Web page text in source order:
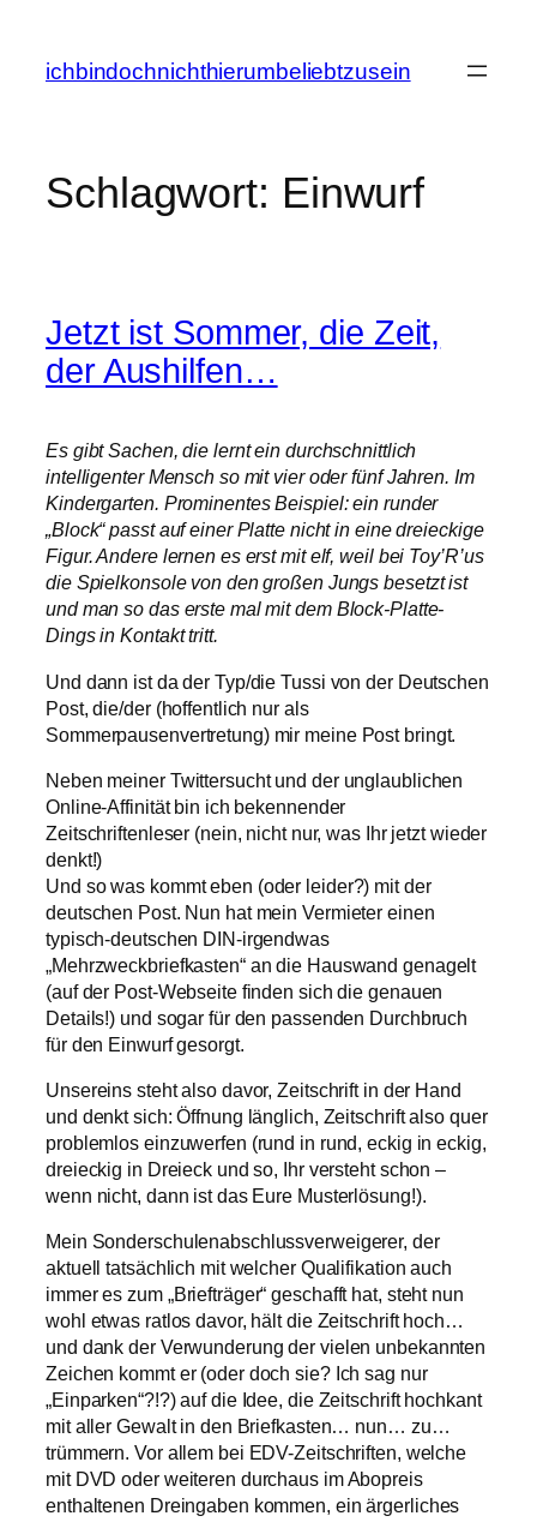
springen
ichbindochnichthierumbeliebtzusein
Schlagwort: Einwurf
Jetzt ist Sommer, die Zeit,
der Aushilfen…
Es gibt Sachen, die lernt ein durchschnittlich
intelligenter Mensch so mit vier oder fünf Jahren. Im
Kindergarten. Prominentes Beispiel: ein runder
„Block“ passt auf einer Platte nicht in eine dreieckige
Figur. Andere lernen es erst mit elf, weil bei Toy’R’us
die Spielkonsole von den großen Jungs besetzt ist
und man so das erste mal mit dem Block-Platte-
Dings in Kontakt tritt.
Und dann ist da der Typ/die Tussi von der Deutschen
Post, die/der (hoffentlich nur als
Sommerpausenvertretung) mir meine Post bringt.
Neben meiner Twittersucht und der unglaublichen
Online-Affinität bin ich bekennender
Zeitschriftenleser (nein, nicht nur, was Ihr jetzt wieder
denkt!)
Und so was kommt eben (oder leider?) mit der
deutschen Post. Nun hat mein Vermieter einen
typisch-deutschen DIN-irgendwas
„Mehrzweckbriefkasten“ an die Hauswand genagelt
(auf der Post-Webseite finden sich die genauen
Details!) und sogar für den passenden Durchbruch
für den Einwurf gesorgt.
Unsereins steht also davor, Zeitschrift in der Hand
und denkt sich: Öffnung länglich, Zeitschrift also quer
problemlos einzuwerfen (rund in rund, eckig in eckig,
dreieckig in Dreieck und so, Ihr versteht schon –
wenn nicht, dann ist das Eure Musterlösung!).
Mein Sonderschulenabschlussverweigerer, der
aktuell tatsächlich mit welcher Qualifikation auch
immer es zum „Briefträger“ geschafft hat, steht nun
wohl etwas ratlos davor, hält die Zeitschrift hoch…
und dank der Verwunderung der vielen unbekannten
Zeichen kommt er (oder doch sie? Ich sag nur
„Einparken“?!?) auf die Idee, die Zeitschrift hochkant
mit aller Gewalt in den Briefkasten… nun… zu…
trümmern. Vor allem bei EDV-Zeitschriften, welche
mit DVD oder weiteren durchaus im Abopreis
enthaltenen Dreingaben kommen, ein ärgerliches